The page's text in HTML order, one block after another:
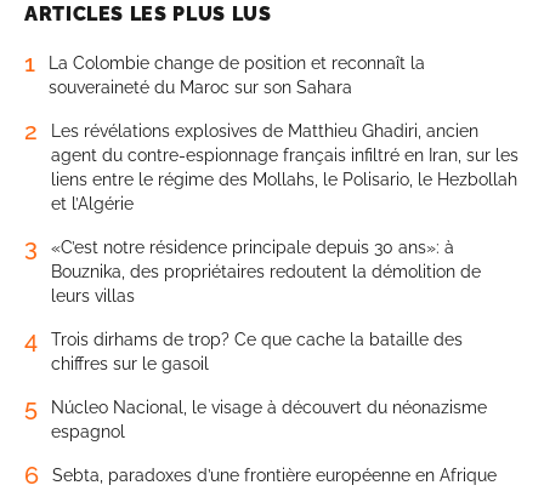
ARTICLES LES PLUS LUS
1
La Colombie change de position et reconnaît la
souveraineté du Maroc sur son Sahara
2
Les révélations explosives de Matthieu Ghadiri, ancien
agent du contre-espionnage français infiltré en Iran, sur les
liens entre le régime des Mollahs, le Polisario, le Hezbollah
et l’Algérie
3
«C’est notre résidence principale depuis 30 ans»: à
Bouznika, des propriétaires redoutent la démolition de
leurs villas
4
Trois dirhams de trop? Ce que cache la bataille des
chiffres sur le gasoil
5
Núcleo Nacional, le visage à découvert du néonazisme
espagnol
6 Sebta, paradoxes d’une frontière européenne en Afrique